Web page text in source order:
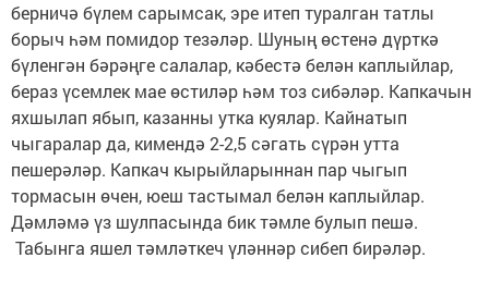
берничә бүлем сарымсак, эре итеп туралган татлы
борыч һәм помидор тезәләр. Шуның өстенә дүрткә
бүленгән бәрәңге салалар, кәбестә белән каплыйлар,
бераз үсемлек мае өстиләр һәм тоз сибәләр. Капкачын
яхшылап ябып, казанны утка куялар. Кайнатып
чыгаралар да, кимендә 2-2,5 сәгать сүрән утта
пешерәләр. Капкач кырыйларыннан пар чыгып
тормасын өчен, юеш тастымал белән каплыйлар.
Дәмләмә үз шулпасында бик тәмле булып пешә.
Табынга яшел тәмләткеч үләннәр сибеп бирәләр.